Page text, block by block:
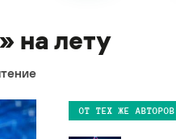
на лету
ОТ ТЕХ ЖЕ АВТОРОВ